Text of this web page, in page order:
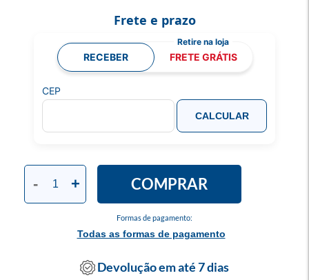
Formas de pagamento:
Todas as formas de pagamento
- + COMPRAR
Frete e prazo
RECEBER FRETE GRÁTIS
CEP
CALCULAR
Devolução em até 7 dias